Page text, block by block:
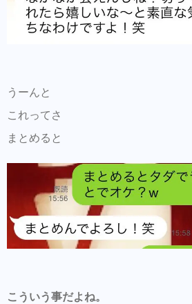
うーんと
これってさ
まとめると
こういう事だよね。